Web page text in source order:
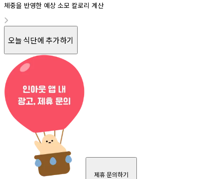
체중을 반영한 예상 소모 칼로리 계산
오늘 식단에 추가하기
제휴 문의하기